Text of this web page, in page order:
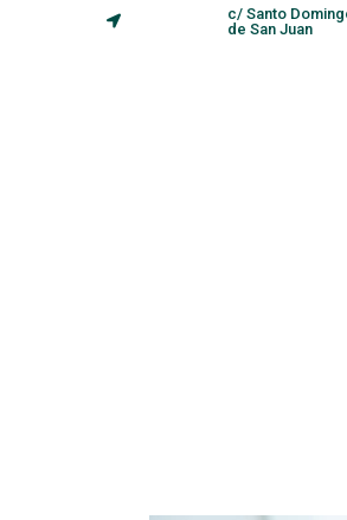
c/ Santo
de San Juan